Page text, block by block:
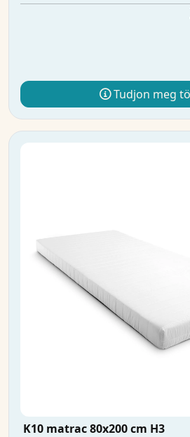
Tudjon meg
K10 matrac 80x200 cm H3